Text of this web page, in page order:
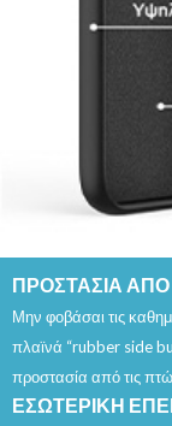
ΠΡΟΣΤΑΣΙΑ ΑΠΟ
Μην φοβάσαι τις
πλαϊνά “rubber side
προστασία από τις
ΕΣΩΤΕΡΙΚΗ